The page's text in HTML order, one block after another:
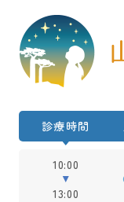
診療時間
10:00
13:00